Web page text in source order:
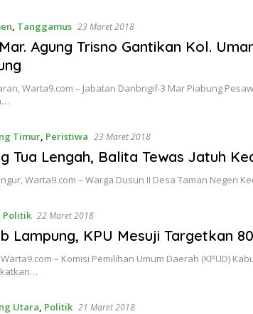
, Tanggamus 23 Maret 2018
Agung Trisno Gantikan Kol.
Warta9.com – Jabatan Danbrigif-3 Mar Piabung
Timur, Peristiwa 23 Maret 2018
Tua Lengah, Balita Tewas Jatuh
Warta9.com – Warga Dusun II Desa Taman Negeri
Politik 22 Maret 2018
Lampung, KPU Mesuji Targetkan
– Komisi Pemilihan Umum Daerah (KPUD)
Utara, Politik 21 Maret 2018